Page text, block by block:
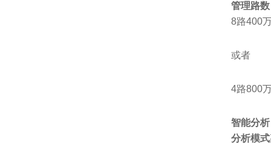
管理路数
8路400
或者
4路800
智能分析
分析模式